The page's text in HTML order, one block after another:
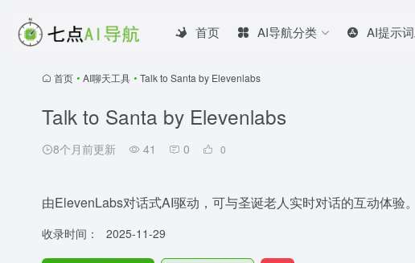
首页 AI导航分类 AI提示
首页 • AI聊天工具 • Talk to Santa by Elevenlabs
Talk to Santa by Elevenlabs
8个月前更新 41 0 0
由ElevenLabs对话式AI驱动，可与圣诞老人实时对话的互动体验。
收录时间： 2025-11-29